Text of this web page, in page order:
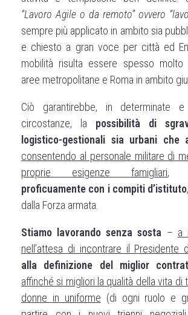
“Lavoro Agile o da remoto” ovvero
sempre più applicato in ambito sia
e chiesto a gran voce per città ed
mobilità risulta essere spesso molto
aree metropolitane e Roma in ambito
Ciò garantirebbe, in determinate
circostanze, la possibilità di
logistico-gestionali sia urbani che
consentendo al personale militare di
proprie esigenze famigliari,
proficuamente con i compiti d’istituto
dalla Forza armata.
Stiamo lavorando senza sosta – a
nell’attesa di incontrare il Presidente
alla definizione del miglior
affinché si migliori la qualità della vita di
donne in uniforme (di ogni ruolo e